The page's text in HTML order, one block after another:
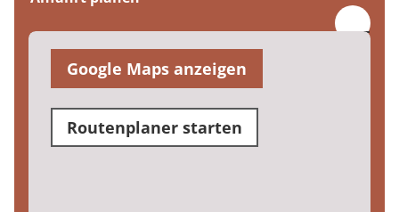
Google Maps anzeigen
Routenplaner starten